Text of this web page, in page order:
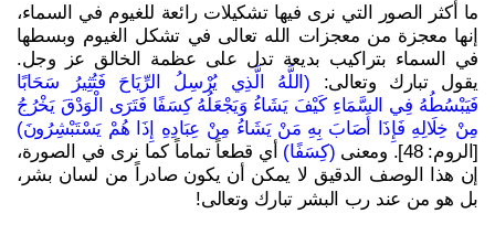
ما أكثر الصور التي نرى فيها تشكيلات رائعة للغيوم في السماء،
إنها معجزة من معجزات الله تعالى في تشكل الغيوم وبسطها
في السماء بتراكيب بديعة تدل على عظمة الخالق عز وجل.
يقول تبارك وتعالى: (اللَّهُ الَّذِي يُرْسِلُ الرِّيَاحَ فَتُثِيرُ سَحَابًا
فَيَبْسُطُهُ فِي السَّمَاءِ كَيْفَ يَشَاءُ وَيَجْعَلُهُ كِسَفًا فَتَرَى الْوَدْقَ يَخْرُجُ
مِنْ خِلَالِهِ فَإِذَا أَصَابَ بِهِ مَنْ يَشَاءُ مِنْ عِبَادِهِ إِذَا هُمْ يَسْتَبْشِرُونَ)
[الروم: 48]. ومعنى
(كِسَفًا) أي قطعاً تماماً كما نرى في الصورة،
إن هذا الوصف الدقيق لا يمكن أن يكون صادراً من لسان بشر،
بل هو من عند رب البشر تبارك وتعالى!